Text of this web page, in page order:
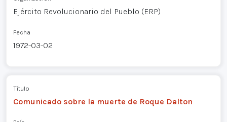
Ejército Revolucionario del Pueblo (ERP)
Fecha
1972-03-02
Título
Comunicado sobre la muerte de Roque Dalton